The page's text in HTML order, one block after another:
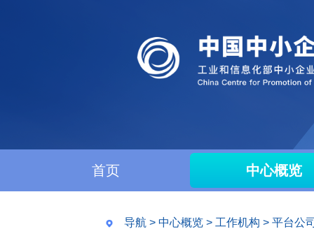
首页 中心概览
导航 > 中心概览 > 工作机构 > 平台公